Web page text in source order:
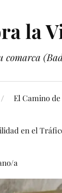
la
comarca
El Camino
en el
a